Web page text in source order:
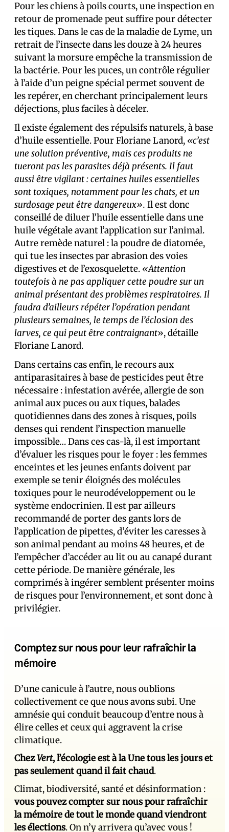
Pour les chiens à poils courts, une inspection en
retour de promenade peut suffire pour détecter
les tiques. Dans le cas de la maladie de Lyme, un
retrait de l’insecte dans les douze à 24 heures
suivant la morsure empêche la transmission de
la bactérie. Pour les puces, un contrôle régulier
à l’aide d’un peigne spécial permet souvent de
les repérer, en cherchant principalement leurs
déjections, plus faciles à déceler.
Il existe également des répulsifs naturels, à base
d’huile essentielle. Pour Floriane Lanord, «c’est
une solution préventive, mais ces produits ne
tueront pas les parasites déjà présents. Il faut
aussi être vigilant : certaines huiles essentielles
sont toxiques, notamment pour les chats, et un
surdosage peut être dangereux». Il est donc
conseillé de diluer l’huile essentielle dans une
huile végétale avant l’application sur l’animal.
Autre remède naturel : la poudre de diatomée,
qui tue les insectes par abrasion des voies
digestives et de l’exosquelette. «Attention
toutefois à ne pas appliquer cette poudre sur un
animal présentant des problèmes respiratoires. Il
faudra d’ailleurs répéter l’opération pendant
plusieurs semaines, le temps de l’éclosion des
larves, ce qui peut être contraignant», détaille
Floriane Lanord.
Dans certains cas enfin, le recours aux
antiparasitaires à base de pesticides peut être
nécessaire : infestation avérée, allergie de son
animal aux puces ou aux tiques, balades
quotidiennes dans des zones à risques, poils
denses qui rendent l’inspection manuelle
impossible… Dans ces cas-là, il est important
d’évaluer les risques pour le foyer : les femmes
enceintes et les jeunes enfants doivent par
exemple se tenir éloignés des molécules
toxiques pour le neurodéveloppement ou le
système endocrinien. Il est par ailleurs
recommandé de porter des gants lors de
l’application de pipettes, d’éviter les caresses à
son animal pendant au moins 48 heures, et de
l’empêcher d’accéder au lit ou au canapé durant
cette période. De manière générale, les
comprimés à ingérer semblent présenter moins
de risques pour l’environnement, et sont donc à
privilégier.
Comptez sur nous pour leur rafraîchir la
mémoire
D’une canicule à l’autre, nous oublions
collectivement ce que nous avons subi. Une
amnésie qui conduit beaucoup d’entre nous à
élire celles et ceux qui aggravent la crise
climatique.
ChezVert, l’écologie est à la Une tous les jours et
pas seulement quand il fait chaud.
Climat, biodiversité, santé et désinformation :
vous pouvez compter sur nous pour rafraîchir
la mémoire de tout le monde quand viendront
les élections. On n’y arrivera qu’avec vous !